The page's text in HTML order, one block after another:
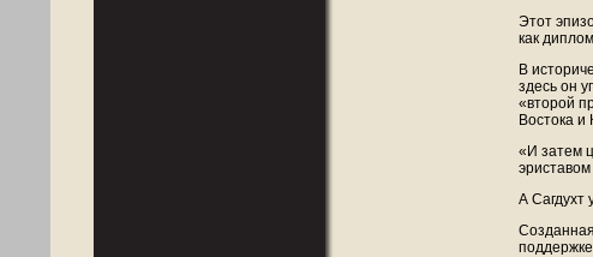
Этот
как
В
здесь он
«второй
Востока
«И затем
А Сагдухт